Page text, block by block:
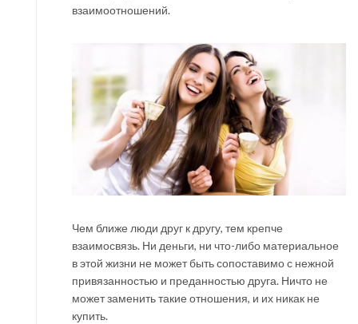
взаимоотношений.
Чем ближе люди друг к другу, тем крепче
взаимосвязь. Ни деньги, ни что-либо материальное
в этой жизни не может быть сопоставимо с нежной
привязанностью и преданностью друга. Ничто не
может заменить такие отношения, и их никак не
купить.